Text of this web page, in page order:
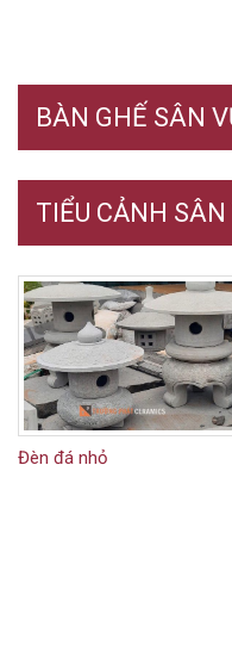
BÀN GHẾ SÂN
TIỂU CẢNH SÂN
Đèn đá nhỏ